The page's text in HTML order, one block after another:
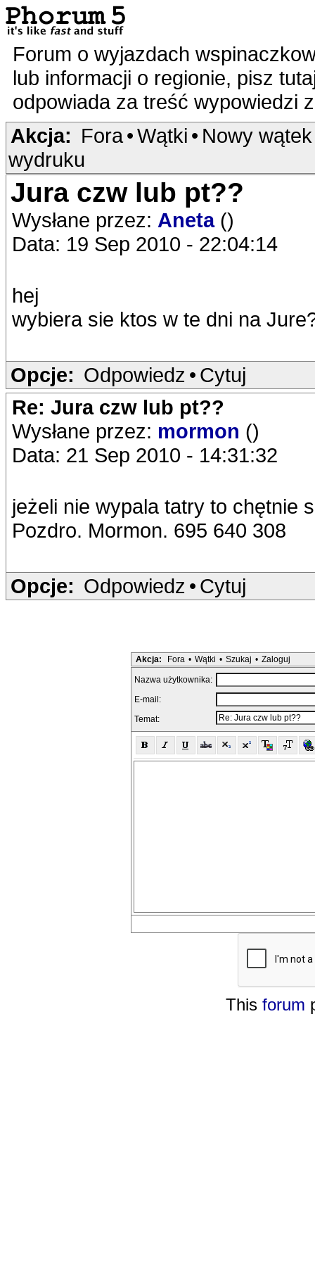
Forum o wyjazdach
lub informacji o regionie, pisz
odpowiada za treść wypowiedzi
Akcja: Fora•Wątki • Nowy wątek
wydruku
Jura czw lub pt??
Wysłane przez: Aneta ()
Data: 19 Sep 2010 - 22:04:14
hej
wybiera sie ktos w te dni na
Opcje: Odpowiedz • Cytuj
Re: Jura czw lub pt??
Wysłane przez: mormon ()
Data: 21 Sep 2010 - 14:31:32
jeżeli nie wypala tatry to chętnie
Pozdro. Mormon. 695 640 308
Opcje: Odpowiedz • Cytuj
Akcja: Fora • Wątki • Szukaj • Zaloguj
Nazwa użytkownika:
E-mail:
Temat:
This forum